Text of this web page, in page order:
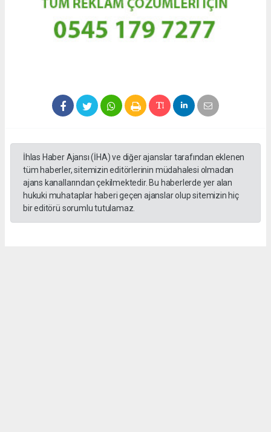
İhlas Haber Ajansı (İHA) ve diğer ajanslar tarafından eklenen
tüm haberler, sitemizin editörlerinin müdahalesi olmadan
ajans kanallarından çekilmektedir. Bu haberlerde yer alan
hukuki muhataplar haberi geçen ajanslar olup sitemizin hiç
bir editörü sorumlu tutulamaz.